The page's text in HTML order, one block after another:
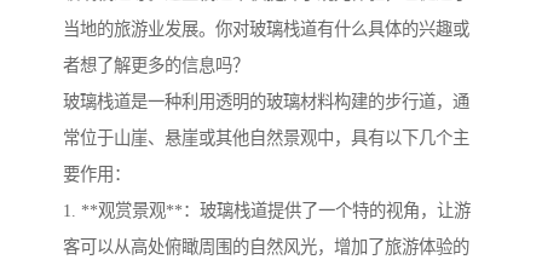
当地的旅游业发展。你对玻璃栈道有什么具体的兴趣或
者想了解更多的信息吗？
玻璃栈道是一种利用透明的玻璃材料构建的步行道，通
常位于山崖、悬崖或其他自然景观中，具有以下几个主
要作用：
1. **观赏景观**：玻璃栈道提供了一个特的视角，让游
客可以从高处俯瞰周围的自然风光，增加了旅游体验的